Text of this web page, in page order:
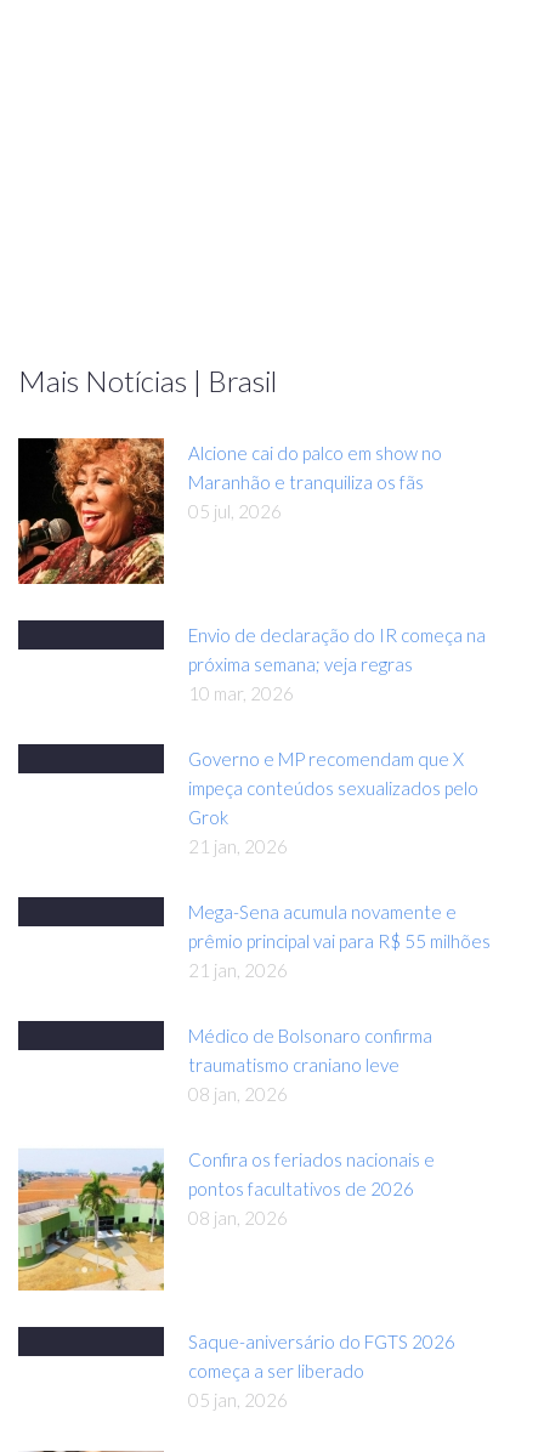
Mais Notícias | Brasil
Alcione cai do palco em show no
Maranhão e tranquiliza os fãs
05 jul, 2026
Envio de declaração do IR começa na
próxima semana; veja regras
10 mar, 2026
Governo e MP recomendam que X
impeça conteúdos sexualizados pelo
Grok
21 jan, 2026
Mega-Sena acumula novamente e
prêmio principal vai para R$ 55 milhões
21 jan, 2026
Médico de Bolsonaro confirma
traumatismo craniano leve
08 jan, 2026
Confira os feriados nacionais e
pontos facultativos de 2026
08 jan, 2026
Saque-aniversário do FGTS 2026
começa a ser liberado
05 jan, 2026